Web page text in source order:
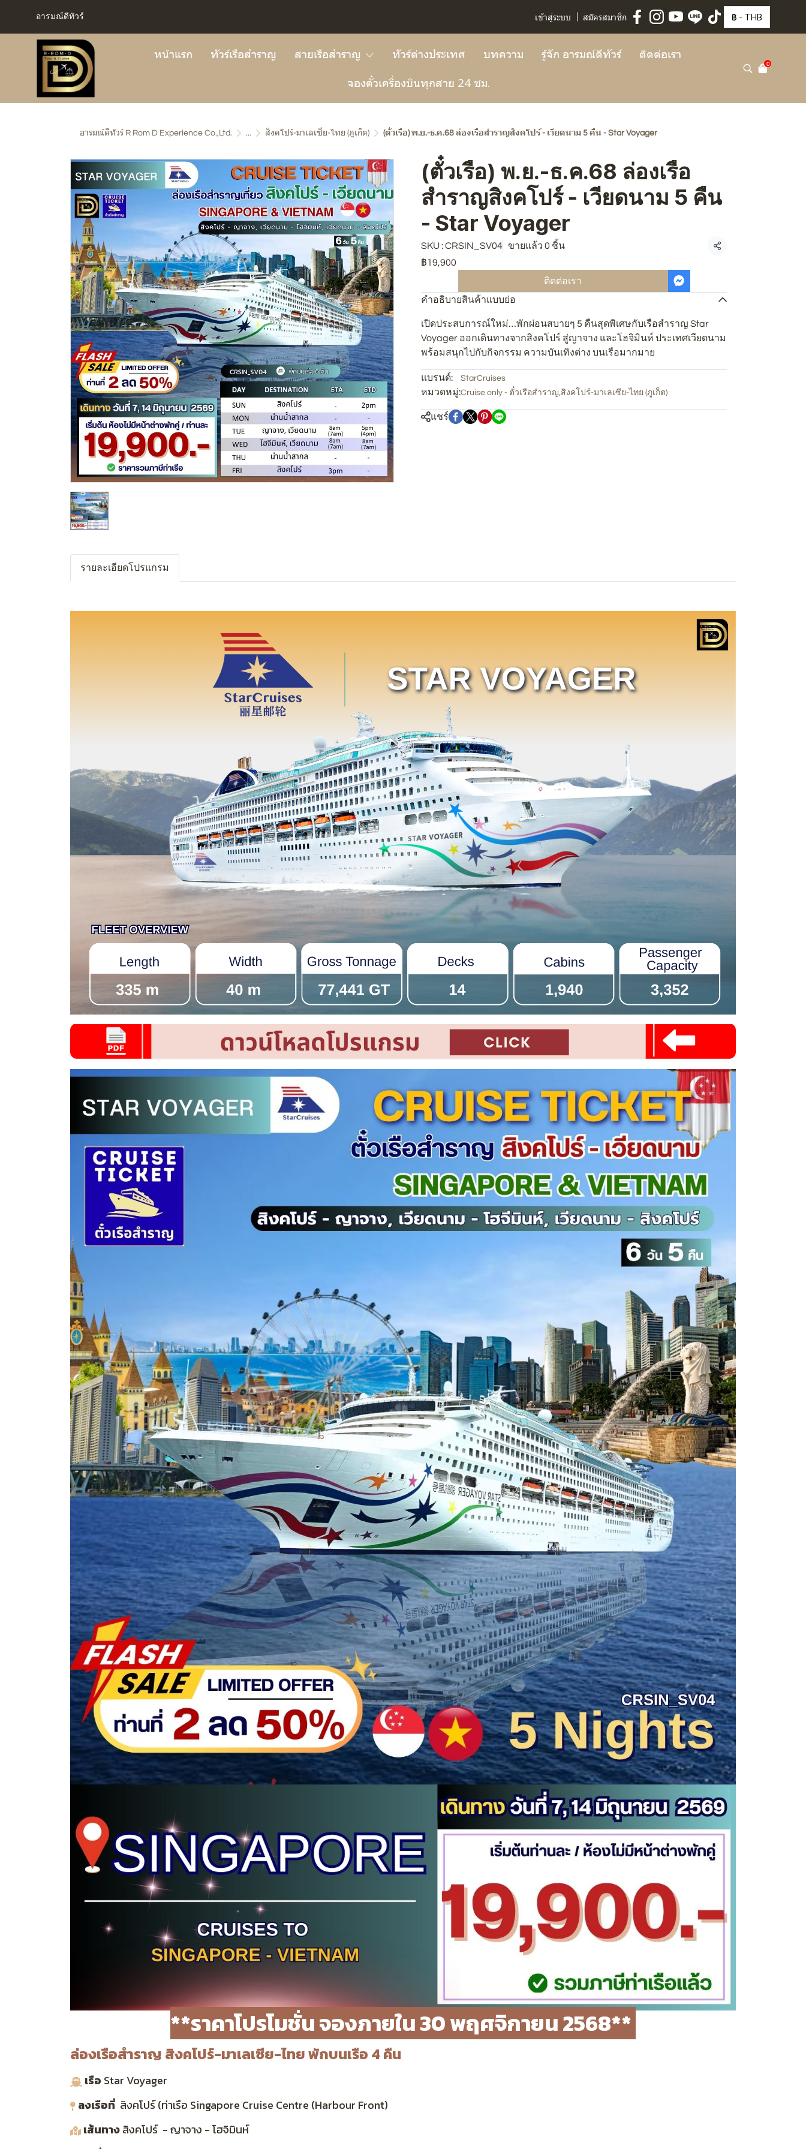
อารมณ์ดีทัวร์ เข้าสู่ระบบ สมัครสมาชิก ฿ - THB
หน้าแรก ทัวร์เรือสำราญ สายเรือสำราญ ทัวร์ต่างประเทศ บทความ รู้จัก อารมณ์ดีทัวร์
ติดต่อเรา
จองตั๋วเครื่องบินทุกสาย 24 ชม.
0
อารมณ์ดีทัวร์ R Rom D Experience Co.,Ltd. ... สิงคโปร์-มาเลเซีย-ไทย (ภูเก็ต) (ตั๋วเรือ) พ.ย.-ธ.ค.68 ล่องเรือสำราญสิงคโปร์ - เวียดนาม 5 คืน - Star Voyager
(ตั๋วเรือ) พ.ย.-ธ.ค.68 ล่องเรือ
สำราญสิงคโปร์ - เวียดนาม 5 คืน
- Star Voyager
SKU : CRSIN_SV04 ขายแล้ว 0 ชิ้น แชร์
฿19,900
ติดต่อเรา
คำอธิบายสินค้าแบบย่อ
เปิดประสบการณ์ใหม่…พักผ่อนสบายๆ 5 คืนสุดพิเศษกับเรือสำราญ Star
Voyager ออกเดินทางจากสิงคโปร์ สู่ญาจาง และโฮจิมินห์ ประเทศเวียดนาม
พร้อมสนุกไปกับกิจกรรม ความบันเทิงต่าง บนเรือมากมาย
แบรนด์: StarCruises
หมวดหมู่:Cruise only - ตั๋วเรือสำราญ,สิงคโปร์-มาเลเซีย-ไทย (ภูเก็ต)
แชร์
รายละเอียดโปรแกรม
**ราคาโปรโมชั่น จองภายใน 30 พฤศจิกายน 2568**
ล่องเรือสำราญ สิงคโปร์-มาเลเซีย-ไทย พักบนเรือ 4 คืน
เรือ Star Voyager
ลงเรือที่ สิงคโปร์ (ท่าเรือ Singapore Cruise Centre (Harbour Front)
เส้นทางสิงคโปร์ - ญาจาง - โฮจิมินห์